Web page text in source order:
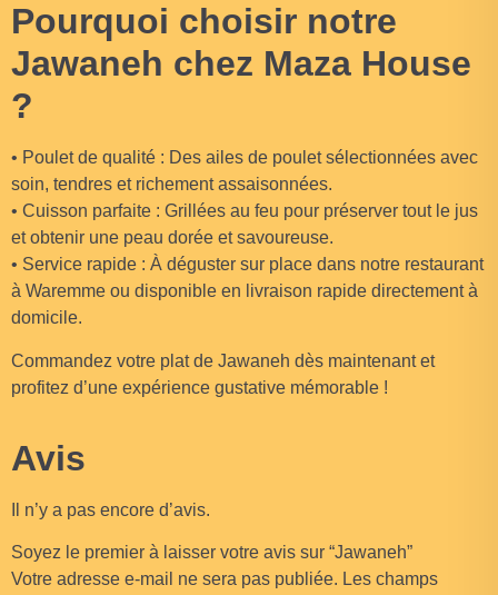
Pourquoi choisir notre
Jawaneh chez Maza House
?
• Poulet de qualité : Des ailes de poulet sélectionnées avec
soin, tendres et richement assaisonnées.
• Cuisson parfaite : Grillées au feu pour préserver tout le jus
et obtenir une peau dorée et savoureuse.
• Service rapide : À déguster sur place dans notre restaurant
à Waremme ou disponible en livraison rapide directement à
domicile.
Commandez votre plat de Jawaneh dès maintenant et
profitez d’une expérience gustative mémorable !
Avis
Il n’y a pas encore d’avis.
Soyez le premier à laisser votre avis sur “Jawaneh”
Votre adresse e-mail ne sera pas publiée. Les champs